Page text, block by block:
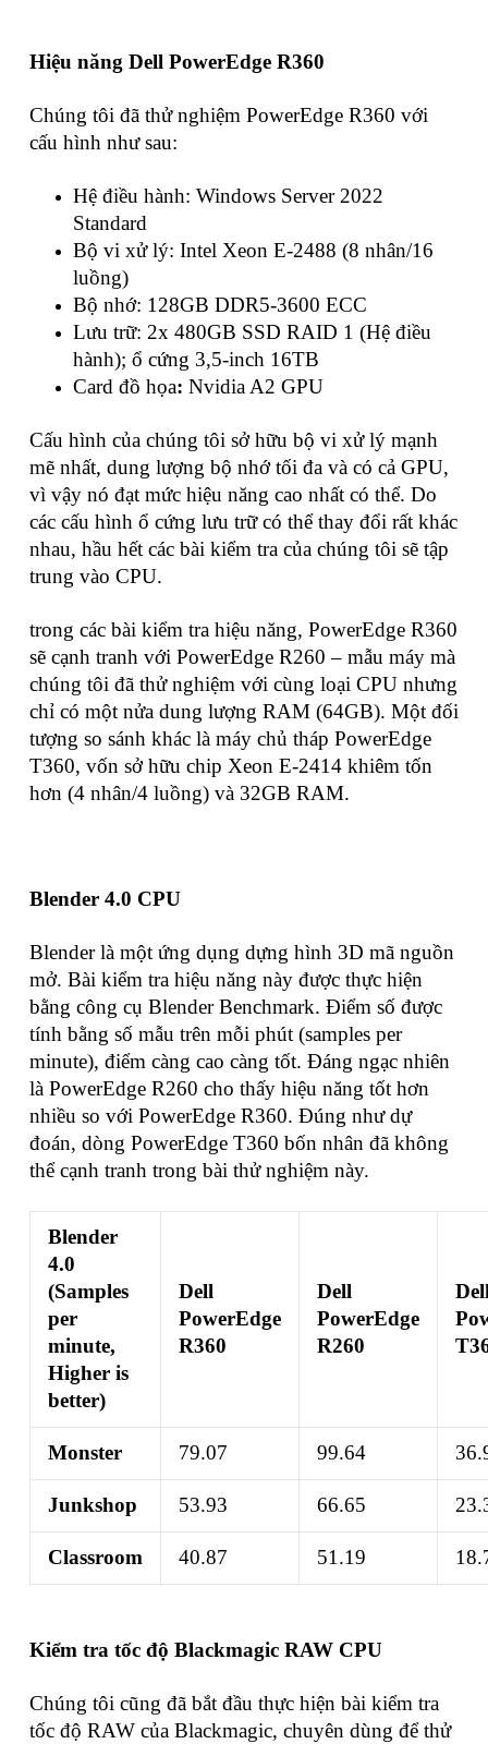
Hiệu năng Dell PowerEdge R360
Chúng tôi đã thử nghiệm PowerEdge R360 với
cấu hình như sau:
Hệ điều hành: Windows Server 2022
Standard
Bộ vi xử lý: Intel Xeon E-2488 (8 nhân/16
luồng)
Bộ nhớ: 128GB DDR5-3600 ECC
Lưu trữ: 2x 480GB SSD RAID 1 (Hệ điều
hành); ổ cứng 3,5-inch 16TB
Card đồ họa: Nvidia A2 GPU
Cấu hình của chúng tôi sở hữu bộ vi xử lý mạnh
mẽ nhất, dung lượng bộ nhớ tối đa và có cả GPU,
vì vậy nó đạt mức hiệu năng cao nhất có thể. Do
các cấu hình ổ cứng lưu trữ có thể thay đổi rất khác
nhau, hầu hết các bài kiểm tra của chúng tôi sẽ tập
trung vào CPU.
trong các bài kiểm tra hiệu năng, PowerEdge R360
sẽ cạnh tranh với PowerEdge R260 – mẫu máy mà
chúng tôi đã thử nghiệm với cùng loại CPU nhưng
chỉ có một nửa dung lượng RAM (64GB). Một đối
tượng so sánh khác là máy chủ tháp PowerEdge
T360, vốn sở hữu chip Xeon E-2414 khiêm tốn
hơn (4 nhân/4 luồng) và 32GB RAM.
Blender 4.0 CPU
Blender là một ứng dụng dựng hình 3D mã nguồn
mở. Bài kiểm tra hiệu năng này được thực hiện
bằng công cụ Blender Benchmark. Điểm số được
tính bằng số mẫu trên mỗi phút (samples per
minute), điểm càng cao càng tốt. Đáng ngạc nhiên
là PowerEdge R260 cho thấy hiệu năng tốt hơn
nhiều so với PowerEdge R360. Đúng như dự
đoán, dòng PowerEdge T360 bốn nhân đã không
thể cạnh tranh trong bài thử nghiệm này.
Blender
4.0
(Samples
per
minute,
Higher is
better)
Dell
PowerEdge
R360
Dell
PowerEdge
R260
Monster 79.07 99.64
Junkshop 53.93 66.65
Classroom 40.87 51.19
Kiểm tra tốc độ Blackmagic RAW CPU
Chúng tôi cũng đã bắt đầu thực hiện bài kiểm tra
tốc độ RAW của Blackmagic, chuyên dùng để thử